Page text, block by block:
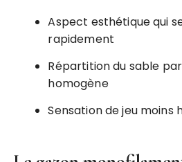
Aspect esthétique qui
rapidement
Répartition du sable
homogène
Sensation de jeu moins